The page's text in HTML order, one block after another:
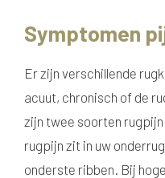
Symptomen
Er zijn verschillende
acuut, chronisch of de
zijn twee soorten
rugpijn zit in uw
onderste ribben. Bij